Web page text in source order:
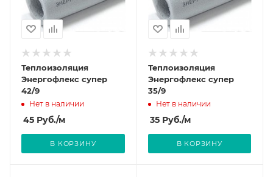
Теплоизоляция
Энергофлекс супер
42/9
Нет в наличии
45 Руб./м
В КОРЗИНУ
Теплоизоляция
Энергофлекс супер
35/9
Нет в наличии
35Руб./м
В КОРЗИНУ